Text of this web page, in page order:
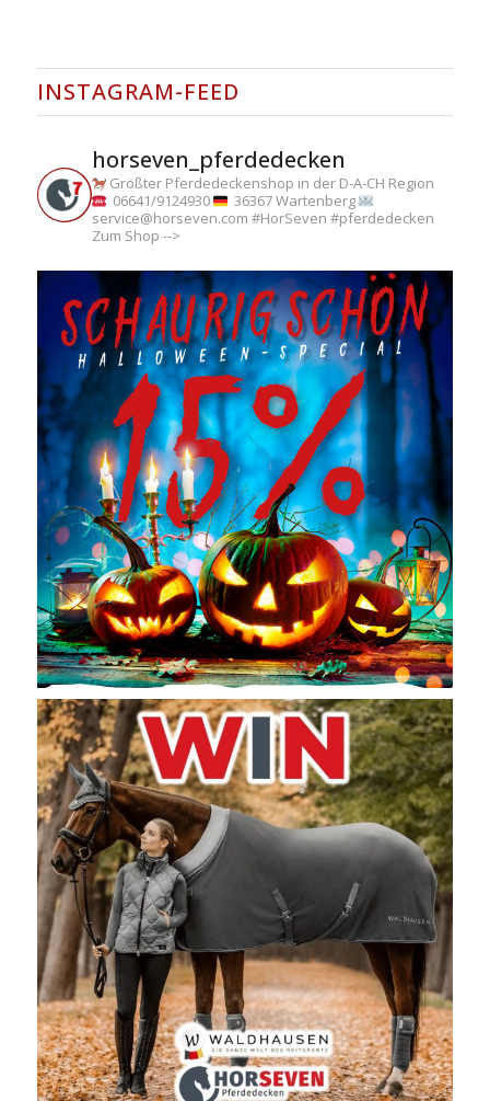
INSTAGRAM-FEED
horseven_pferdedecken
Größter Pferdedeckenshop in der D-A-CH Region
06641/9124930
36367 Wartenberg
service@horseven.com #HorSeven #pferdedecken
Zum Shop -->